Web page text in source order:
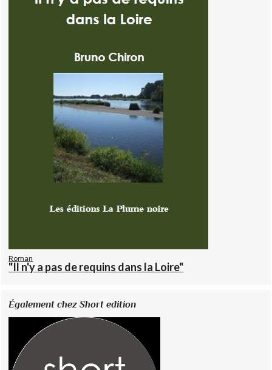
Roman
"Il n'y a pas de requins dans la Loire"
Également chez Short edition